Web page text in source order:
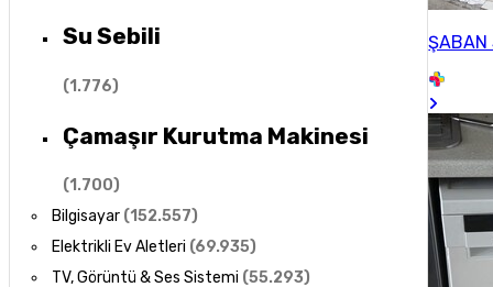
Su Sebili
(1.776)
Çamaşır Kurutma Makinesi
(1.700)
Bilgisayar (152.557)
Elektrikli Ev Aletleri (69.935)
TV, Görüntü & Ses Sistemi (55.293)
ŞABAN